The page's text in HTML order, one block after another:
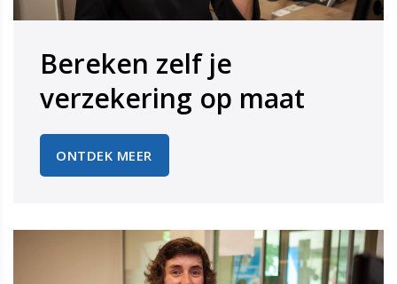
Bereken zelf je
​​​​​​​verzekering op maat
ONTDEK MEER